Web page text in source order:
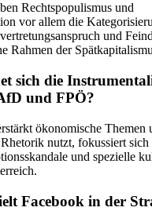
Rechtspopulismus und
vor allem die
und
Rahmen der
sich die
und FPÖ?
ökonomische Themen
nutzt, fokussiert
und spezielle
Facebook in der